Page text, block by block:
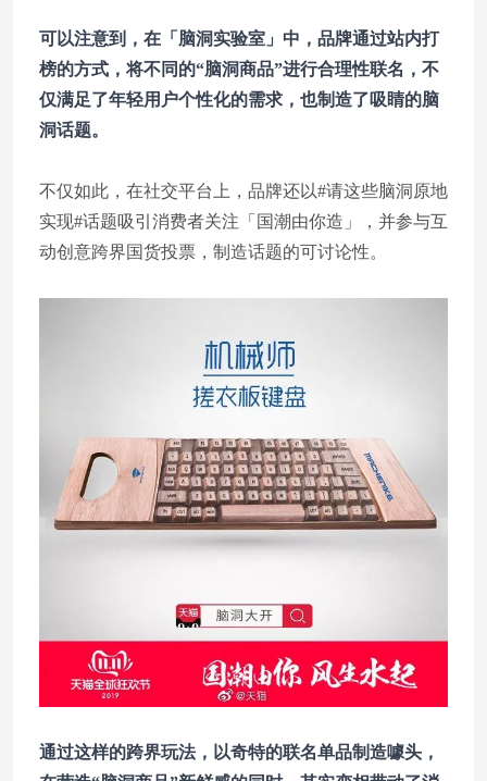
可以注意到，在「脑洞实验室」中，品牌通过站内打
榜的方式，将不同的“脑洞商品”进行合理性联名，不
仅满足了年轻用户个性化的需求，也制造了吸睛的脑
洞话题。
不仅如此，在社交平台上，品牌还以#请这些脑洞原地
实现#话题吸引消费者关注「国潮由你造」，并参与互
动创意跨界国货投票，制造话题的可讨论性。
通过这样的跨界玩法，以奇特的联名单品制造噱头，